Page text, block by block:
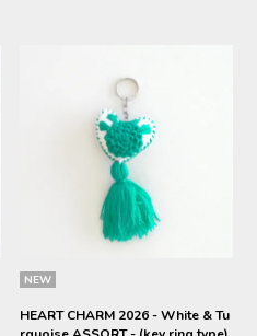
NEW
HEART CHARM 2026 - White & Tu